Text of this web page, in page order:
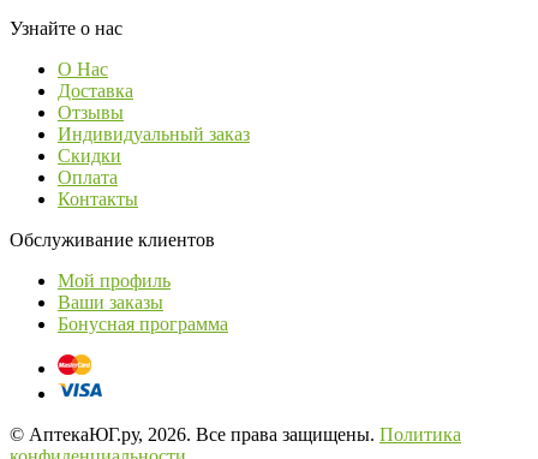
Узнайте о нас
О Нас
Доставка
Отзывы
Индивидуальный заказ
Скидки
Оплата
Контакты
Обслуживание клиентов
Мой профиль
Ваши заказы
Бонусная программа
© АптекаЮГ.ру, 2026. Все права защищены. Политика